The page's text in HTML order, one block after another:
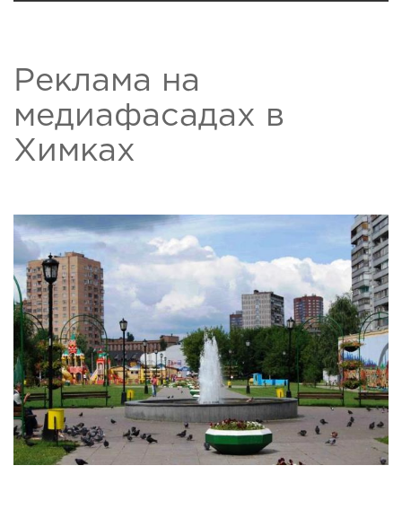
Реклама на
медиафасадах в
Химках